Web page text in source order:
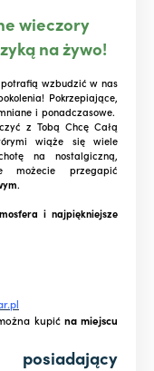
wieczory
na żywo!
wzbudzić w nas
Pokrzepiające,
i ponadczasowe.
z Tobą Chcę Całą
wiąże się wiele
na nostalgiczną,
możecie przegapić
.
i najpiękniejsze
kupić na miejscu